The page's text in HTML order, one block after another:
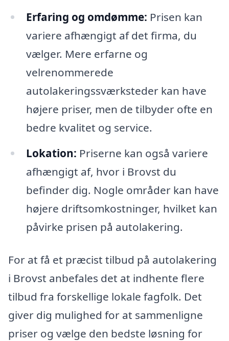
Erfaring og omdømme: Prisen kan
variere afhængigt af det firma, du
vælger. Mere erfarne og
velrenommerede
autolakeringssværksteder kan have
højere priser, men de tilbyder ofte en
bedre kvalitet og service.
Lokation: Priserne kan også variere
afhængigt af, hvor i Brovst du
befinder dig. Nogle områder kan have
højere driftsomkostninger, hvilket kan
påvirke prisen på autolakering.
For at få et præcist tilbud på autolakering
i Brovst anbefales det at indhente flere
tilbud fra forskellige lokale fagfolk. Det
giver dig mulighed for at sammenligne
priser og vælge den bedste løsning for